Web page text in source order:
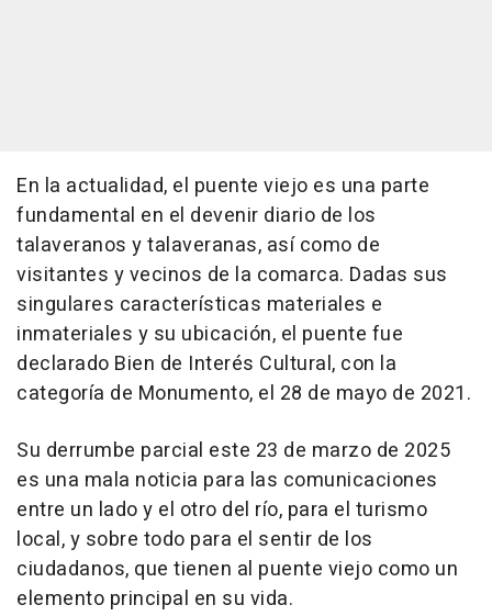
En la actualidad, el puente viejo es una parte
fundamental en el devenir diario de los
talaveranos y talaveranas, así como de
visitantes y vecinos de la comarca. Dadas sus
singulares características materiales e
inmateriales y su ubicación, el puente fue
declarado Bien de Interés Cultural, con la
categoría de Monumento, el 28 de mayo de 2021.
Su derrumbe parcial este 23 de marzo de 2025
es una mala noticia para las comunicaciones
entre un lado y el otro del río, para el turismo
local, y sobre todo para el sentir de los
ciudadanos, que tienen al puente viejo como un
elemento principal en su vida.